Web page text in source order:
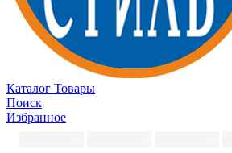
Каталог Товары
Поиск
Избранное